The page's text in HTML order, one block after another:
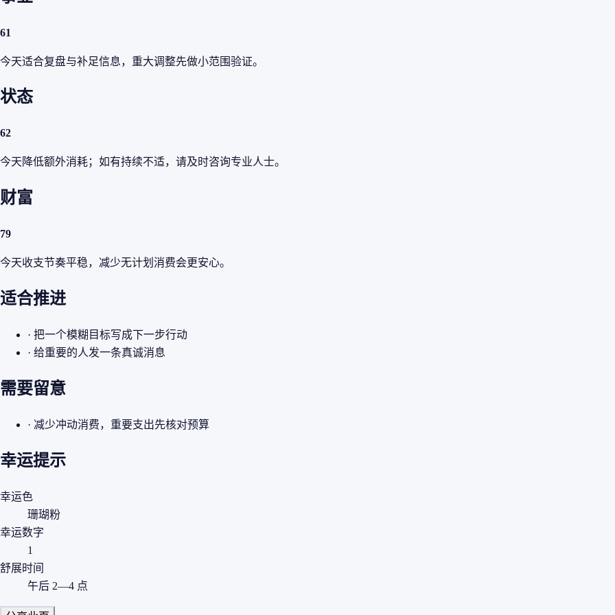
61
今天适合复盘与补足信息，重大调整先做小范围验证。
状态
62
今天降低额外消耗；如有持续不适，请及时咨询专业人士。
财富
79
今天收支节奏平稳，减少无计划消费会更安心。
适合推进
· 把一个模糊目标写成下一步行动
· 给重要的人发一条真诚消息
需要留意
· 减少冲动消费，重要支出先核对预算
幸运提示
幸运色
珊瑚粉
幸运数字
1
舒展时间
午后 2—4 点